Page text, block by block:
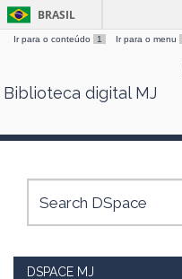
Skip
BRASIL
Ir para o conteúdo 1 Ir para o menu
Biblioteca digital MJ
DSPACE MJ